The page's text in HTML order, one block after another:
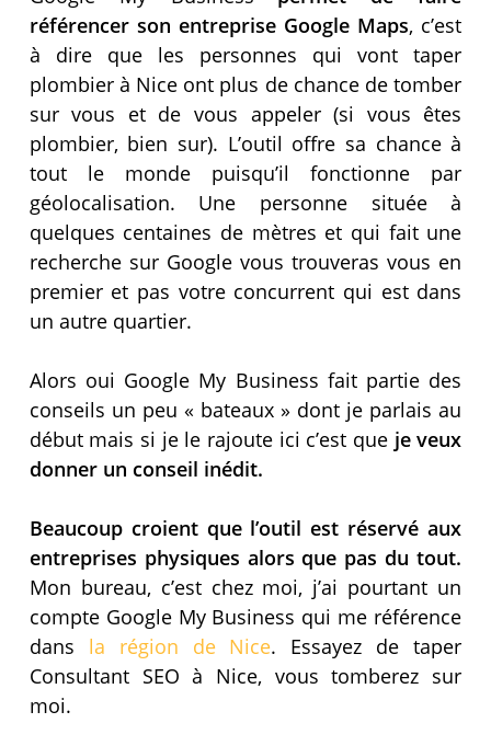
référencer son entreprise Google Maps, c’est
à dire que les personnes qui vont taper
plombier à Nice ont plus de chance de tomber
sur vous et de vous appeler (si vous êtes
plombier, bien sur). L’outil offre sa chance à
tout le monde puisqu’il fonctionne par
géolocalisation. Une personne située à
quelques centaines de mètres et qui fait une
recherche sur Google vous trouveras vous en
premier et pas votre concurrent qui est dans
un autre quartier.
Alors oui Google My Business fait partie des
conseils un peu « bateaux » dont je parlais au
début mais si je le rajoute ici c’est que je veux
donner un conseil inédit.
Beaucoup croient que l’outil est réservé aux
entreprises physiques alors que pas du tout.
Mon bureau, c’est chez moi, j’ai pourtant un
compte Google My Business qui me référence
dans la région de Nice. Essayez de taper
Consultant SEO à Nice, vous tomberez sur
moi.